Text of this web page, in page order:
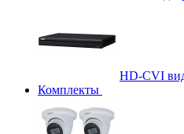
HD-CVI
Комплекты